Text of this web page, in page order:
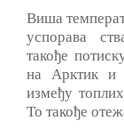
Виша
успорава
такође
на Арктик и
између
То такође